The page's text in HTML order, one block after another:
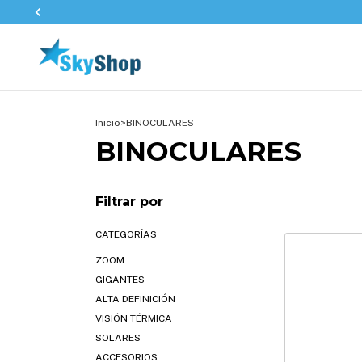
Inicio>BINOCULARES
BINOCULARES
Filtrar por
CATEGORÍAS
ZOOM
GIGANTES
ALTA DEFINICIÓN
VISIÓN TÉRMICA
SOLARES
ACCESORIOS